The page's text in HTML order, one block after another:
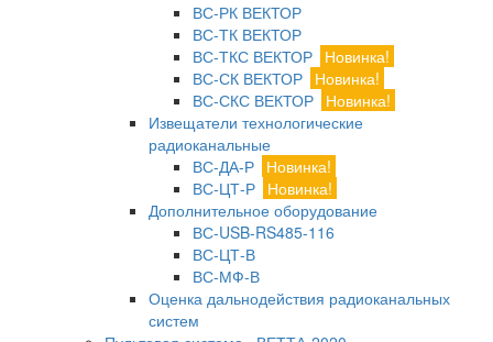
ВС-РК ВЕКТОР
ВС-ТК ВЕКТОР
ВС-ТКС ВЕКТОР Новинка!
ВС-СК ВЕКТОР Новинка!
ВС-СКС ВЕКТОР Новинка!
Извещатели технологические
радиоканальные
ВС-ДА-Р Новинка!
ВС-ЦТ-Р Новинка!
Дополнительное оборудование
ВС-USB-RS485-116
ВС-ЦТ-В
ВС-МФ-В
Оценка дальнодействия радиоканальных
систем